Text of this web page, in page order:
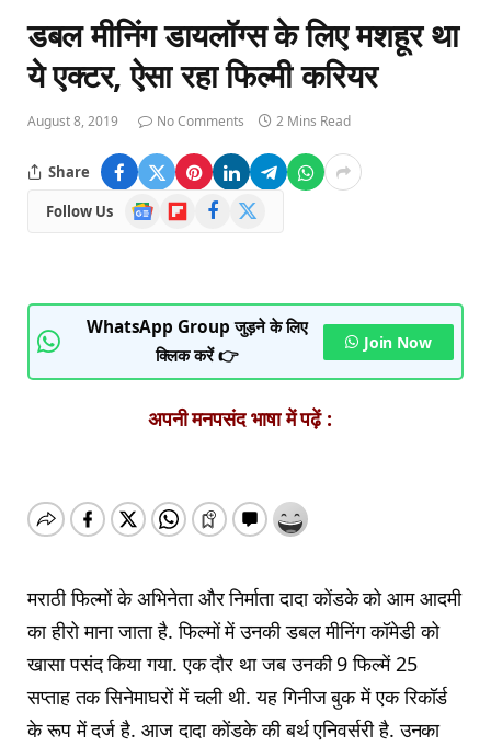
डबल मीनिंग डायलॉग्स के लिए मशहूर था
ये एक्टर, ऐसा रहा फिल्मी करियर
August 8, 2019 No Comments 2 Mins Read
Share
Follow Us
Google
News
FlipboardFacebook
WhatsApp Group जुड़ने के लिए
क्लिक करें 👉
Join Now
अपनी मनपसंद भाषा में पढ़ें :
मराठी फिल्मों के अभिनेता और निर्माता दादा कोंडके को आम आदमी
का हीरो माना जाता है. फिल्मों में उनकी डबल मीनिंग कॉमेडी को
खासा पसंद किया गया. एक दौर था जब उनकी 9 फिल्में 25
सप्ताह तक सिनेमाघरों में चली थी. यह गिनीज बुक में एक रिकॉर्ड
के रूप में दर्ज है. आज दादा कोंडके की बर्थ एनिवर्सरी है. उनका